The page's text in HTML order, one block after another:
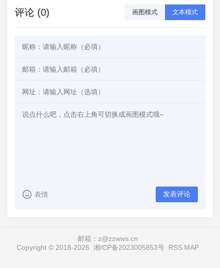
评论 (0) 画图模式 文本模式
表情 发表评论
邮箱：z@zzwws.cn
Copyright © 2018-2026 湘ICP备2023005853号 RSS MAP